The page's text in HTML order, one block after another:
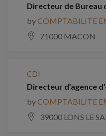
Directeur de Bureau
byCOMPTABILITE
71000 MACON
CDI
Directeur d’agence
byCOMPTABILITE
39000 LONS LE